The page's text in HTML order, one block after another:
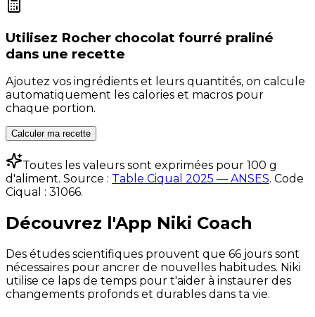
Utilisez Rocher chocolat fourré praliné
dans une recette
Ajoutez vos ingrédients et leurs quantités, on calcule
automatiquement les calories et macros pour
chaque portion.
Calculer ma recette
Toutes les valeurs sont exprimées pour 100 g
d'aliment. Source : Table Ciqual 2025 — ANSES. Code
Ciqual : 31066.
Découvrez l'App Niki Coach
Des études scientifiques prouvent que 66 jours sont
nécessaires pour ancrer de nouvelles habitudes. Niki
utilise ce laps de temps pour t'aider à instaurer des
changements profonds et durables dans ta vie.